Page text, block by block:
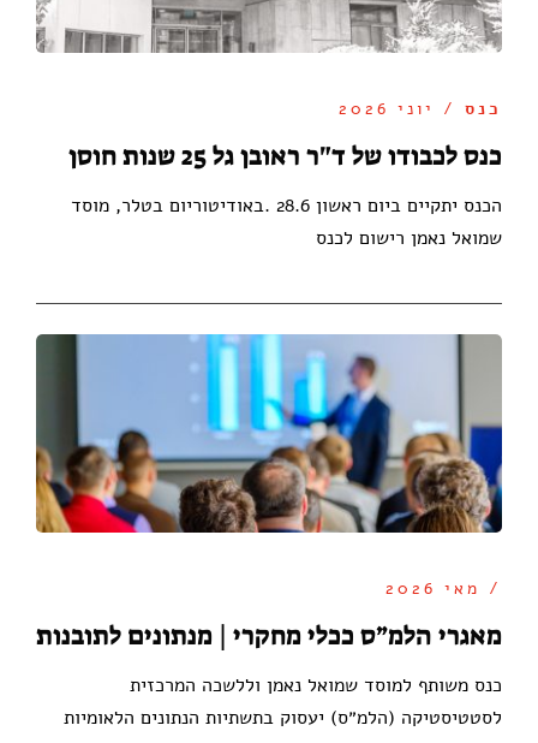
כנס / יוני 2026
כנס לכבודו של ד"ר ראובן גל 25 שנות חוסן
הכנס יתקיים ביום ראשון 28.6 .באודיטוריום בטלר, מוסד
שמואל נאמן רישום לכנס
/ מאי 2026
מאגרי הלמ״ס ככלי מחקרי | מנתונים לתובנות
כנס משותף למוסד שמואל נאמן וללשכה המרכזית
לסטטיסטיקה (הלמ״ס) יעסוק בתשתיות הנתונים הלאומיות